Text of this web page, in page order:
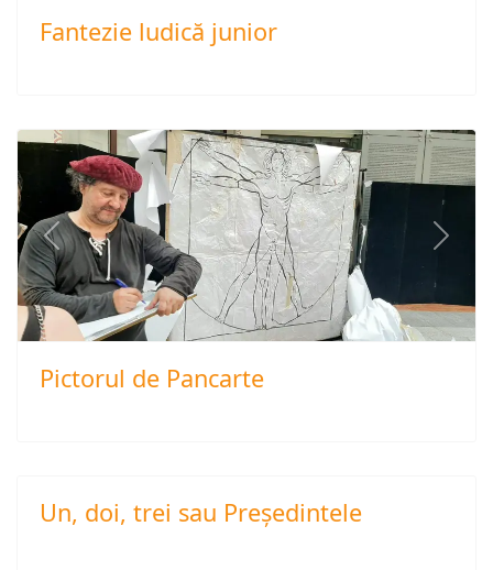
Fantezie ludică junior
Previous Next
Pictorul de Pancarte
Un, doi, trei sau Preşedintele